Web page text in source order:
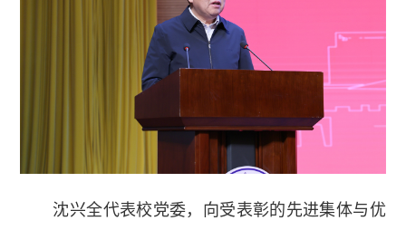
沈兴全代表校党委，向受表彰的先进集体与优